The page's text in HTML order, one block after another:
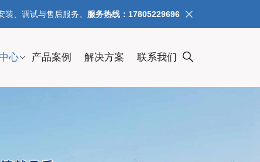
、调试与售后服务。 服务热线：17805229696
心 产品案例 解决方案 联系我们